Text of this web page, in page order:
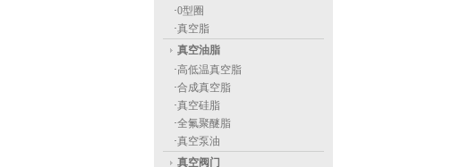
·0型圈
·真空脂
真空油脂
·高低温真空脂
·合成真空脂
·真空硅脂
·全氟聚醚脂
·真空泵油
真空阀门